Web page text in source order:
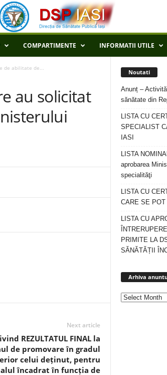
COMPARTIMENTE INFORMATII UTILE
de abilitate de...
au solicitat
Next article
REZULTATUL FINAL la
de promovare în gradul
celui deținut, pentru
încadrat în funcția de
Noutati
Anunț –
sănătate din
LISTA CU
SPECIALIST
IASI
LISTA
aprobarea
specialităţi
LISTA CU
CARE SE POT
LISTA CU
PRIMITE LA
SĂNĂTĂȚII
Arhiva